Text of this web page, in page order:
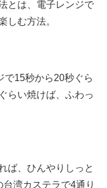
とは、電子レンジで
しむ方法。
で15秒から20秒ぐら
らい焼けば、ふわっ
ば、ひんやりしっと
湾カステラで4通り